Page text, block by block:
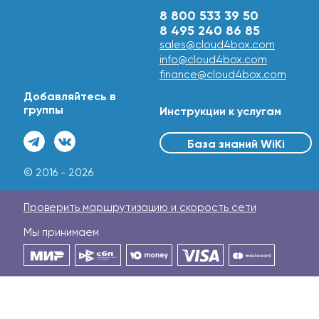
Добавляйтесь в
группы
8 800 533 39 50
8 495 240 86 85
sales@cloud4box.com
info@cloud4box.com
finance@cloud4box.com
Инструкции к услугам
База знаний WiKi
© 2016 - 2026
Проверить маршрутизацию и скорость сети
Мы принимаем